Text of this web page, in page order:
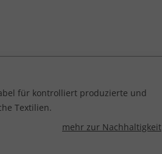
für kontrolliert produzierte und
Textilien.
mehr zur Nachhaltigkeit